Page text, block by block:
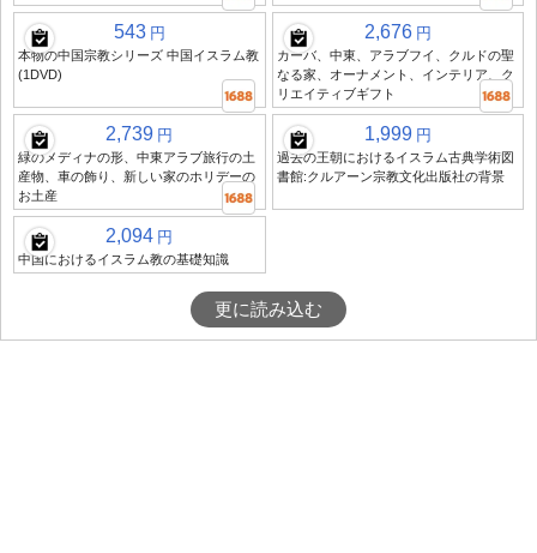
543 円
本物の中国宗教シリーズ 中国イスラム教
(1DVD)
2,676 円
カーバ、中東、アラブフイ、クルドの聖
なる家、オーナメント、インテリア、ク
リエイティブギフト
2,739 円
緑のメディナの形、中東アラブ旅行の土
産物、車の飾り、新しい家のホリデーの
お土産
1,999 円
過去の王朝におけるイスラム古典学術図
書館:クルアーン宗教文化出版社の背景
2,094 円
中国におけるイスラム教の基礎知識
更に読み込む